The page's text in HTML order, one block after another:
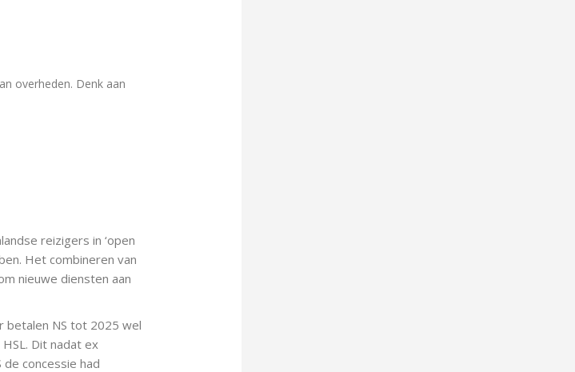
overheden. Denk aan
reizigers in ‘open
Het combineren van
nieuwe diensten aan
betalen NS tot 2025 wel
Dit nadat ex
concessie had